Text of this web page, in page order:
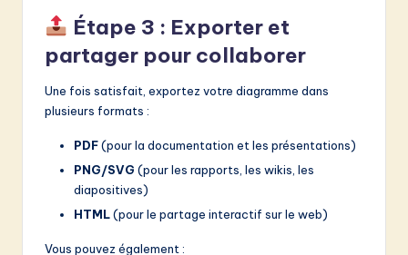
Étape 3 : Exporter et
partager pour collaborer
Une fois satisfait, exportez votre diagramme dans
plusieurs formats :
PDF(pour la documentation et les présentations)
PNG/SVG (pour les rapports, les wikis, les
diapositives)
HTML(pour le partage interactif sur le web)
Vous pouvez également :